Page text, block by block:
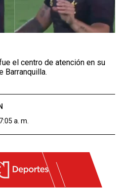
el centro de atención en su
Barranquilla.
a. m.